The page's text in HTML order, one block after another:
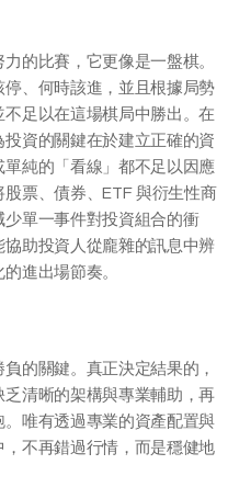
的比賽，它更像是一盤棋。
、何時該進，並且根據局勢
足以在這場棋局中勝出。在
資的關鍵在於建立正確的資
純的「看線」都不足以因應
票、債券、ETF 與衍生性商
單一事件對投資組合的衝
助投資人從龐雜的訊息中辨
進出場節奏。
的關鍵。真正決定結果的，
清晰的架構與專業輔助，再
唯有透過專業的資產配置與
不再錯過行情，而是穩健地